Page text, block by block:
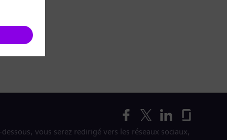
vous serez redirigé vers les réseaux sociaux,